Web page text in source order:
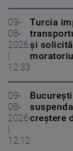
09-
08-
2026
12:33
Turcia
și
moratoriu
09-
08-
2026
12:12
creștere